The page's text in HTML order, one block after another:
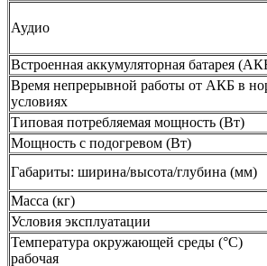
Аудио
Встроенная аккумуляторная батарея
Время непрерывной работы от АКБ в
условиях
Типовая потребляемая мощность (Вт)
Мощность с подогревом (Вт)
Габариты: ширина/высота/глубина (мм)
Масса (кг)
Условия эксплуатации
Температура окружающей среды (°С)
рабочая